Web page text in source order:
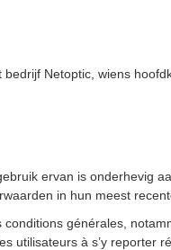
Netoptic, wiens
ervan is onderhevig
in hun meest
générales,
utilisateurs à s’y reporter